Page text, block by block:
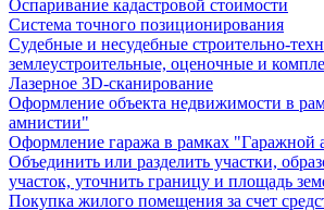
Оспаривание кадастровой стоимости
Система точного позиционирования
Судебные и несудебные строительно-
землеустроительные, оценочные и
Лазерное 3D-сканирование
Оформление объекта недвижимости в
амнистии"
Оформление гаража в рамках "Гаражной
Объединить или разделить участки,
участок, уточнить границу и площадь
Покупка жилого помещения за счет